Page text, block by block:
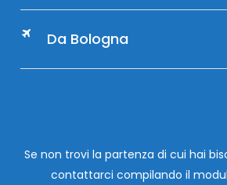
Da Bologna
Se non trovi la partenza di cui hai
contattarci compilando il